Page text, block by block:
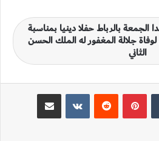
الجمعة بالرباط حفلا دينيا بمناسبة
جلالة المغفور له الملك الحسن
الثاني
بينتيريست